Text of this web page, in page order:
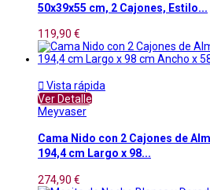
50x39x55 cm, 2 Cajones, Estilo...
119,90 €
 Vista rápida
Ver Detalle
Meyvaser
Cama Nido con 2 Cajones de
194,4 cm Largo x 98...
274,90 €